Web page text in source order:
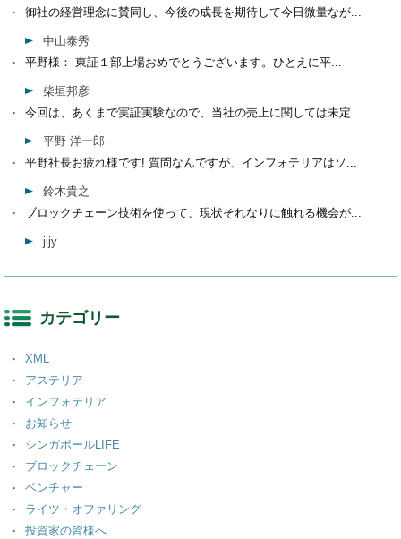
御社の経営理念に賛同し、今後の成長を期待して今日微量なが...
中山泰秀
平野様： 東証１部上場おめでとうございます。ひとえに平...
柴垣邦彦
今回は、あくまで実証実験なので、当社の売上に関しては未定...
平野 洋一郎
平野社長お疲れ様です! 質問なんですが、インフォテリアはソ...
鈴木貴之
ブロックチェーン技術を使って、現状それなりに触れる機会が...
jijy
カテゴリー
XML
アステリア
インフォテリア
お知らせ
シンガポールLIFE
ブロックチェーン
ベンチャー
ライツ・オファリング
投資家の皆様へ